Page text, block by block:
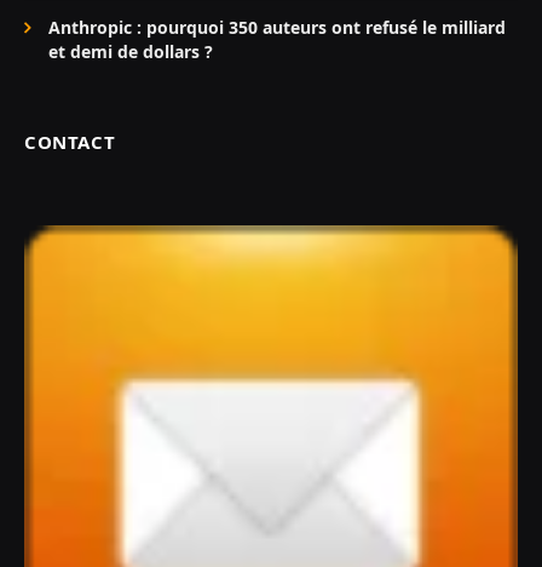
Anthropic : pourquoi 350 auteurs ont refusé le milliard
et demi de dollars ?
CONTACT